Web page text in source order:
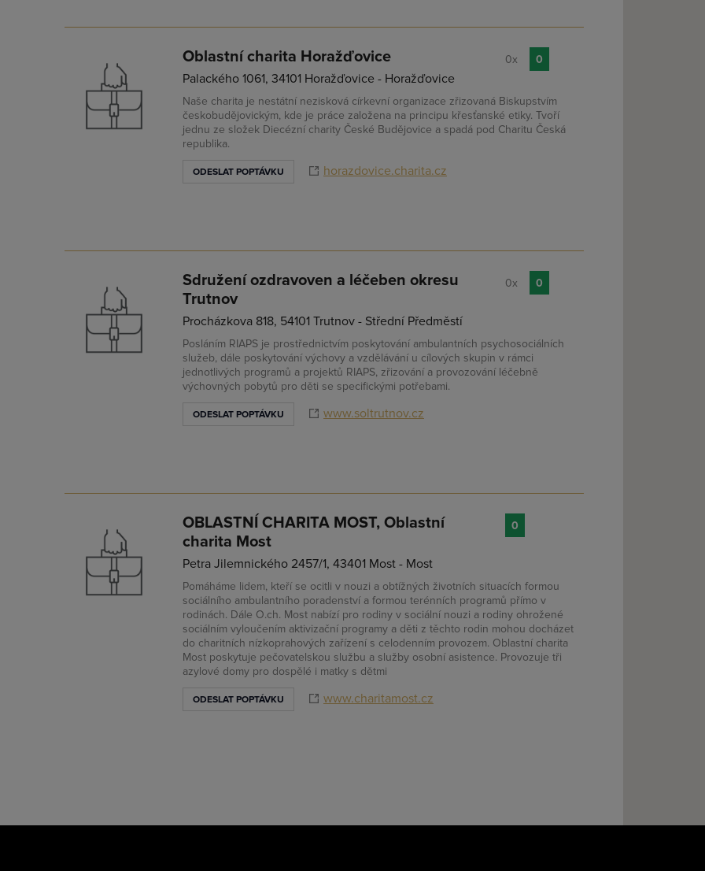
Oblastní charita Horažďovice
Palackého 1061, 34101 Horažďovice - Horažďovice
Naše charita je nestátní nezisková církevní organizace zřizovaná Biskupstvím
českobudějovickým, kde je práce založena na principu křesťanské etiky. Tvoří
jednu ze složek Diecézní charity České Budějovice a spadá pod Charitu Česká
republika.
ODESLAT POPTÁVKU horazdovice.charita.cz
0x 0
Sdružení ozdravoven a léčeben okresu
Trutnov
Procházkova 818, 54101 Trutnov - Střední Předměstí
Posláním RIAPS je prostřednictvím poskytování ambulantních psychosociálních
služeb, dále poskytování výchovy a vzdělávání u cílových skupin v rámci
jednotlivých programů a projektů RIAPS, zřizování a provozování léčebně
výchovných pobytů pro děti se specifickými potřebami.
ODESLAT POPTÁVKU www.soltrutnov.cz
0x 0
OBLASTNÍ CHARITA MOST, Oblastní
charita Most
Petra Jilemnického 2457/1, 43401 Most - Most
Pomáháme lidem, kteří se ocitli v nouzi a obtížných životních situacích formou
sociálního ambulantního poradenství a formou terénních programů přímo v
rodinách. Dále O.ch. Most nabízí pro rodiny v sociální nouzi a rodiny ohrožené
sociálním vyloučením aktivizační programy a děti z těchto rodin mohou docházet
do charitních nízkoprahových zařízení s celodenním provozem. Oblastní charita
Most poskytuje pečovatelskou službu a služby osobní asistence. Provozuje tři
azylové domy pro dospělé i matky s dětmi
ODESLAT POPTÁVKU www.charitamost.cz
0